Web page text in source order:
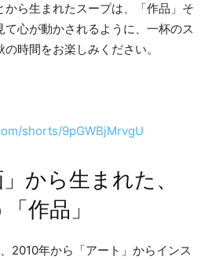
ら生まれたスープは、「作品」そ
心が動かされるように、一杯のス
時間をお楽しみください。
shorts/9pGWBjMrvgU
から生まれた、
作品」
2010年から「アート」からインス